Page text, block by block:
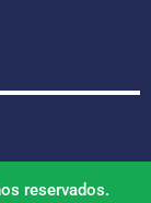
reservados.